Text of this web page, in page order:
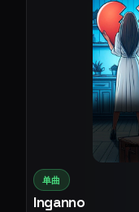
单曲
Inganno